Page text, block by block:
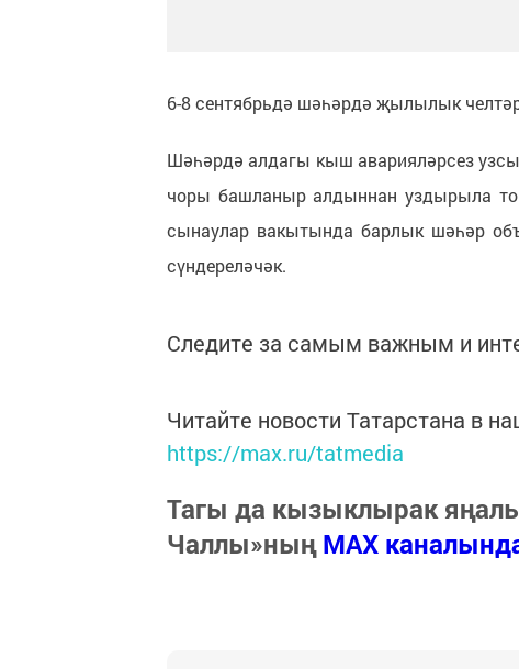
6-8 сентябрьдә шәһәрдә җылылык
Шәһәрдә алдагы кыш аварияләрсез
чоры башланыр алдыннан уздырыла
сынаулар вакытында барлык шәһәр
сүндереләчәк.
Следите за самым важным и
Читайте новости Татарстана в
https://max.ru/tatmedia
Тагы да кызыклырак
Чаллы»ныңMAX